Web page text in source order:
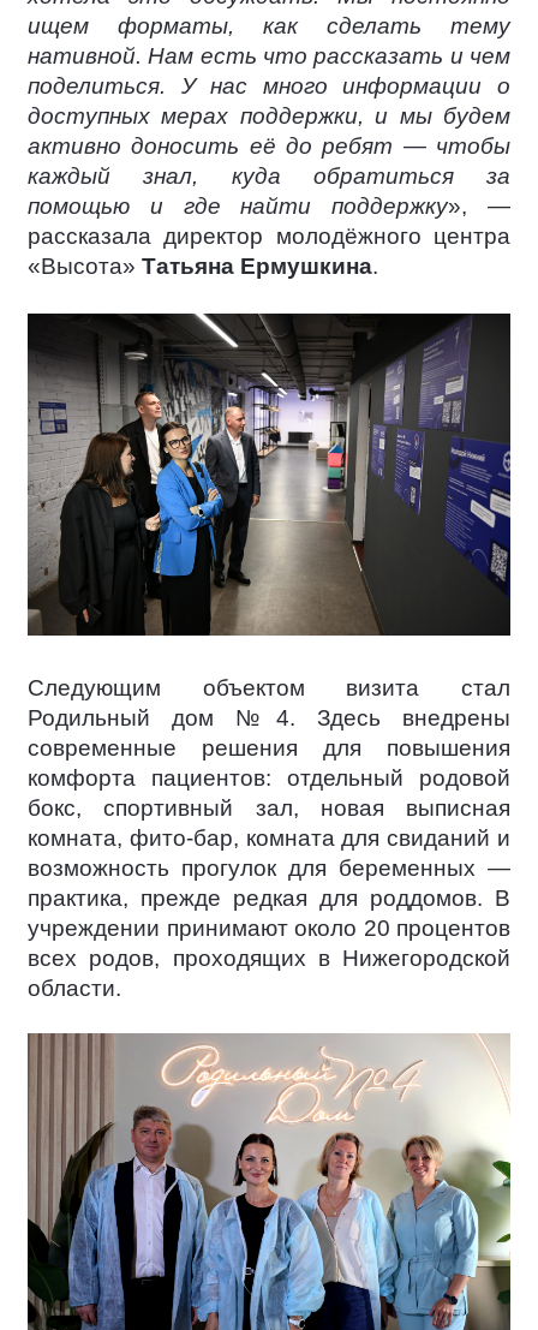
ищем форматы, как сделать тему
нативной. Нам есть что рассказать и чем
поделиться. У нас много информации о
доступных мерах поддержки, и мы будем
активно доносить её до ребят — чтобы
каждый знал, куда обратиться за
помощью и где найти поддержку», —
рассказала директор молодёжного центра
«Высота» Татьяна Ермушкина.
Следующим объектом визита стал
Родильный дом №4. Здесь внедрены
современные решения для повышения
комфорта пациентов: отдельный родовой
бокс, спортивный зал, новая выписная
комната, фито-бар, комната для свиданий и
возможность прогулок для беременных —
практика, прежде редкая для роддомов. В
учреждении принимают около 20 процентов
всех родов, проходящих в Нижегородской
области.